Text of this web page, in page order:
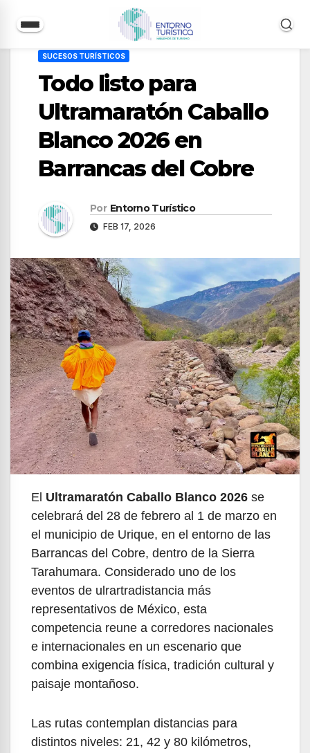
SUCESOS TURÍSTICOS
Todo listo para
Ultramaratón Caballo
Blanco 2026 en
Barrancas del Cobre
Por Entorno Turístico
FEB 17, 2026
El Ultramaratón Caballo Blanco 2026 se
celebrará del 28 de febrero al 1 de marzo en
el municipio de Urique, en el entorno de las
Barrancas del Cobre, dentro de la Sierra
Tarahumara. Considerado uno de los
eventos de ulrartradistancia más
representativos de México, esta
competencia reune a corredores nacionales
e internacionales en un escenario que
combina exigencia física, tradición cultural y
paisaje montañoso.
Las rutas contemplan distancias para
distintos niveles: 21, 42 y 80 kilómetros,